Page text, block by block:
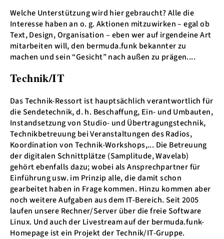
Welche Unterstützung wird hier gebraucht? Alle die
Interesse haben an o. g. Aktionen mitzuwirken – egal ob
Text, Design, Organisation – eben wer auf irgendeine Art
mitarbeiten will, den bermuda.funk bekannter zu
machen und sein “Gesicht” nach außen zu prägen....
Technik/IT
Das Technik-Ressort ist hauptsächlich verantwortlich für
die Sendetechnik, d. h. Beschaffung, Ein- und Umbauten,
Instandsetzung von Studio- und Übertragungstechnik,
Technikbetreuung bei Veranstaltungen des Radios,
Koordination von Technik-Workshops,... Die Betreuung
der digitalen Schnittplätze (Samplitude, Wavelab)
gehört ebenfalls dazu; wobei als Ansprechpartner für
Einführung usw. im Prinzip alle, die damit schon
gearbeitet haben in Frage kommen. Hinzu kommen aber
noch weitere Aufgaben aus dem IT-Bereich. Seit 2005
laufen unsere Rechner/Server über die freie Software
Linux. Und auch der Livestream auf der bermuda.funk-
Homepage ist ein Projekt der Technik/IT-Gruppe.